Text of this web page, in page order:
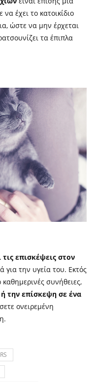
έχει το κατοικίδιο
ώστε να μην έρχεται
τα έπιπλα
επισκέψεις στον
για την υγεία του. Εκτός
συνήθειες,
την επίσκεψη σε ένα
ονειρεμένη